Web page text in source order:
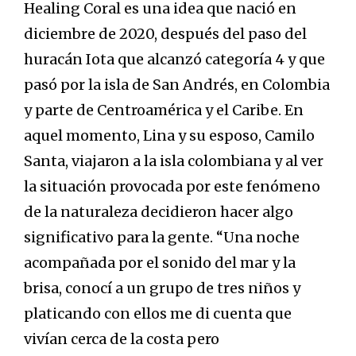
Healing Coral es una idea que nació en
diciembre de 2020, después del paso del
huracán Iota que alcanzó categoría 4 y que
pasó por la isla de San Andrés, en Colombia
y parte de Centroamérica y el Caribe. En
aquel momento, Lina y su esposo, Camilo
Santa, viajaron a la isla colombiana y al ver
la situación provocada por este fenómeno
de la naturaleza decidieron hacer algo
significativo para la gente. “Una noche
acompañada por el sonido del mar y la
brisa, conocí a un grupo de tres niños y
platicando con ellos me di cuenta que
vivían cerca de la costa pero